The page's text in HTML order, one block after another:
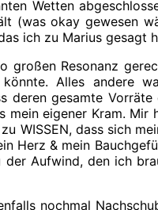
Wetten
(was okay gewesen
ich zu Marius gesagt
großen Resonanz
könnte. Alles
deren gesamte
mein eigener Kram.
WISSEN, dass sich
Herz & mein
Aufwind, den ich
nochmal